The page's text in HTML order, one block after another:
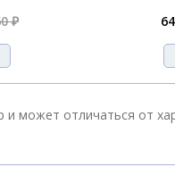
₽
может отличаться от